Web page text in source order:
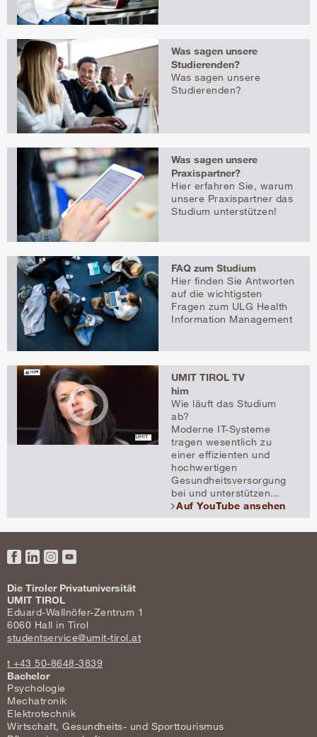
Was sagen unsere
Studierenden?
Was sagen unsere
Studierenden?
Was sagen unsere
Praxispartner?
Hier erfahren Sie, warum
unsere Praxispartner das
Studium unterstützen!
FAQ zum Studium
Hier finden Sie Antworten
auf die wichtigsten
Fragen zum ULG Health
Information Management
UMIT TIROL TV
him
Wie läuft das Studium
ab?
Moderne IT-Systeme
tragen wesentlich zu
einer effizienten und
hochwertigen
Gesundheitsversorgung
bei und unterstützen...
Auf YouTube ansehen
Die Tiroler Privatuniversität
UMIT TIROL
Eduard-Wallnöfer-Zentrum 1
6060 Hall in Tirol
studentservice@umit-tirol.at
t +43 50-8648-3839
Bachelor
Psychologie
Mechatronik
Elektrotechnik
Wirtschaft, Gesundheits- und Sporttourismus